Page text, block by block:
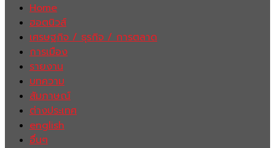
Home
ฮอตนิวส์
เศรษฐกิจ / ธุรกิจ / การตลาด
การเมือง
รายงาน
บทความ
สัมภาษณ์
ต่างประเทศ
english
อื่นๆ